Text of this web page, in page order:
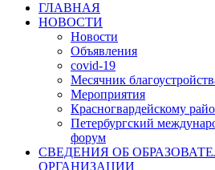
ГЛАВНАЯ
НОВОСТИ
Новости
Объявления
covid-19
Месячник
Мероприятия
Красногвардейскому
Петербургский
форум
СВЕДЕНИЯ ОБ
ОРГАНИЗАЦИИ